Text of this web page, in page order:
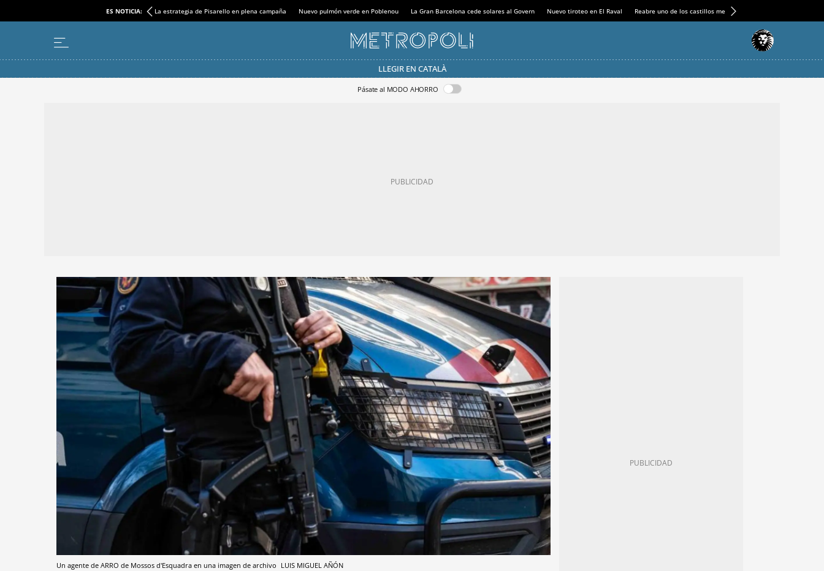
ES NOTICIA: La estrategia de Pisarello en plena campaña Nuevo pulmón verde en Poblenou La Gran Barcelona cede solares al Govern Nuevo tiroteo en El Raval Reabre uno de los castillos medievales más espectaculares
LLEGIR EN CATALÀ
Pásate al MODO AHORRO
Un agente de ARRO de Mossos d'Esquadra en una imagen de archivo LUIS MIGUEL AÑÓN